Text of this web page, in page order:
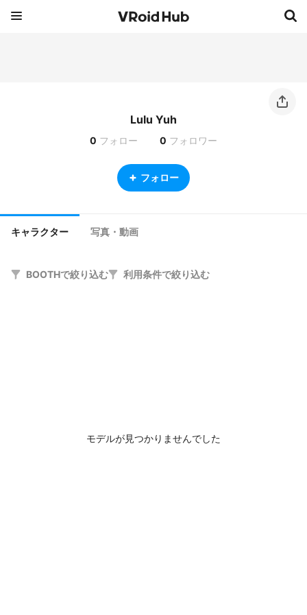
Lulu Yuh
0 フォロー 0 フォロワー
フォロー
キャラクター 写真・動画
BOOTHで絞り込む 利用条件で絞り込む
モデルが見つかりませんでした